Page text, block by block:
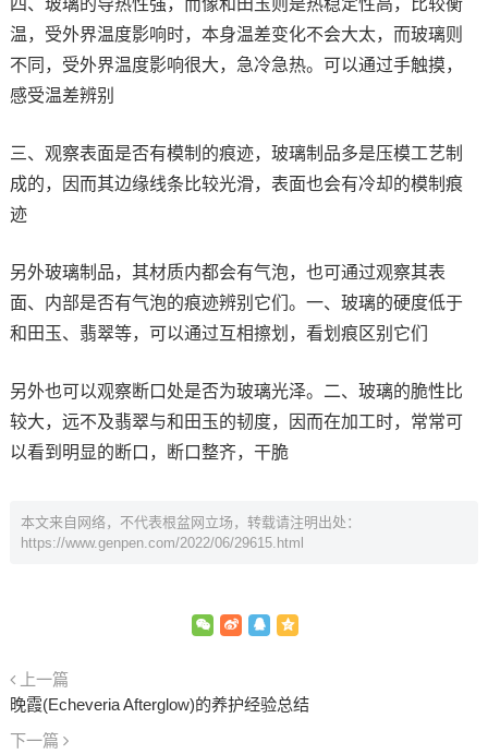
四、玻璃的导热性强，而像和田玉则是热稳定性高，比较衡
温，受外界温度影响时，本身温差变化不会大太，而玻璃则
不同，受外界温度影响很大，急冷急热。可以通过手触摸，
感受温差辨别
三、观察表面是否有模制的痕迹，玻璃制品多是压模工艺制
成的，因而其边缘线条比较光滑，表面也会有冷却的模制痕
迹
另外玻璃制品，其材质内都会有气泡，也可通过观察其表
面、内部是否有气泡的痕迹辨别它们。一、玻璃的硬度低于
和田玉、翡翠等，可以通过互相擦划，看划痕区别它们
另外也可以观察断口处是否为玻璃光泽。二、玻璃的脆性比
较大，远不及翡翠与和田玉的韧度，因而在加工时，常常可
以看到明显的断口，断口整齐，干脆
本文来自网络，不代表根盆网立场，转载请注明出处：
https://www.genpen.com/2022/06/29615.html
上一篇
晚霞(Echeveria Afterglow)的养护经验总结
下一篇